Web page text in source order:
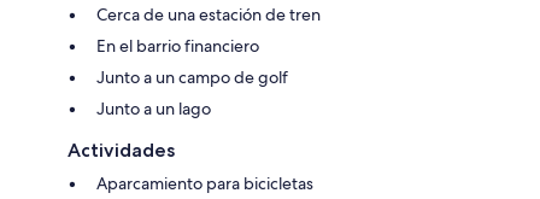
Cerca de una estación de tren
En el barrio financiero
Junto a un campo de golf
Junto a un lago
Actividades
Aparcamiento para bicicletas